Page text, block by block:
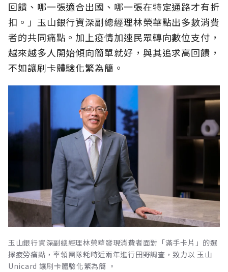
回饋、哪一張適合出國、哪一張在特定通路才有折
扣。」玉山銀行資深副總經理林榮華點出多數消費
者的共同痛點。加上疫情加速民眾轉向數位支付，
越來越多人開始傾向簡單就好，與其追求高回饋，
不如讓刷卡體驗化繁為簡。
玉山銀行資深副總經理林榮華發現消費者面對「滿手卡片」的選
擇疲勞痛點，率領團隊耗時近兩年進行田野調查，致力以 玉山
Unicard 讓刷卡體驗化繁為簡 。